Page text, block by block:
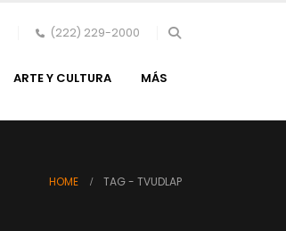
(222) 229-2000
ARTE Y CULTURA MÁS
HOME TAG - TVUDLAP